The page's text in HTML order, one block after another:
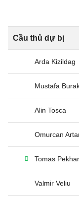
Cầu thủ dự bị
Arda Kizildag
Mustafa
Alin Tosca
Omurcan
Tomas
Valmir Veliu